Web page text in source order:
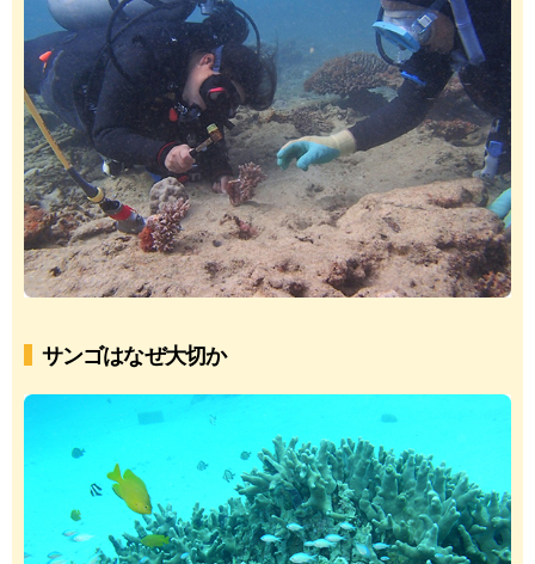
サンゴはなぜ大切か